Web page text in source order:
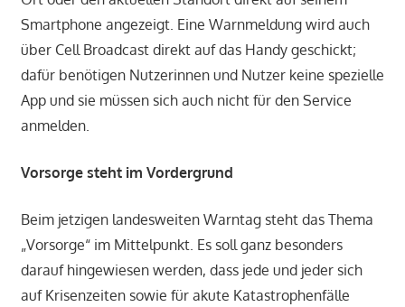
Smartphone angezeigt. Eine Warnmeldung wird auch
über Cell Broadcast direkt auf das Handy geschickt;
dafür benötigen Nutzerinnen und Nutzer keine spezielle
App und sie müssen sich auch nicht für den Service
anmelden.
Vorsorge steht im Vordergrund
Beim jetzigen landesweiten Warntag steht das Thema
„Vorsorge“ im Mittelpunkt. Es soll ganz besonders
darauf hingewiesen werden, dass jede und jeder sich
auf Krisenzeiten sowie für akute Katastrophenfälle